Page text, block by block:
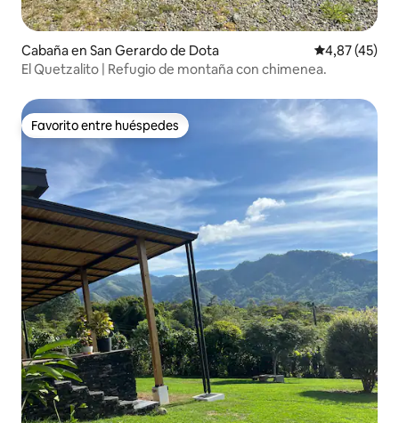
Cabaña en San Gerardo de Dota Calificación
4,87 (45)
El Quetzalito | Refugio de montaña con chimenea.
Favorito entre huéspedes
Favorito entre huéspedes